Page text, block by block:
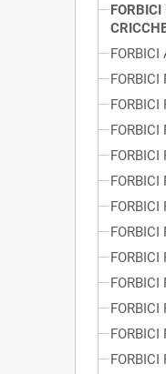
FORBICI
FORBICI
FORBICI
FORBICI
FORBICI
FORBICI
FORBICI
FORBICI
FORBICI
FORBICI
FORBICI
FORBICI
FORBICI
FORBICI